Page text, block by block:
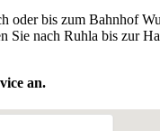
oder bis zum Bahnhof
Sie nach Ruhla bis zur
an.